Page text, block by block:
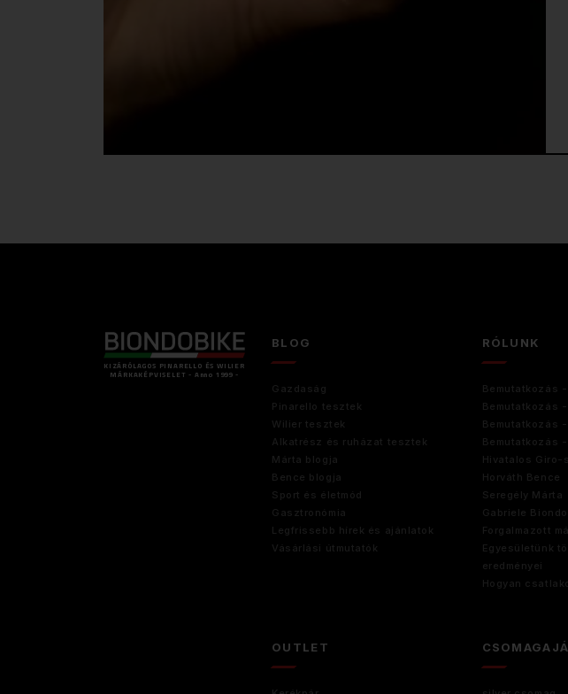
KIZÁRÓLAGOS PINARELLO ÉS WILIER
MÁRKAKÉPVISELET - Anno 1999 -
BLOG
Gazdaság
Pinarello tesztek
Wilier tesztek
Alkatrész és ruházat tesztek
Márta blogja
Bence blogja
Sport és életmód
Gasztronómia
Legfrissebb hírek és ajánlatok
Vásárlási útmutatók
RÓLUNK
Bemutatkozás
Bemutatkozás
Bemutatkozás
Bemutatkozás -
Hivatalos Giro-
Horváth Bence
Seregély Márta
Gabriele Biondo
Forgalmazott
Egyesületünk
eredményei
Hogyan
OUTLET